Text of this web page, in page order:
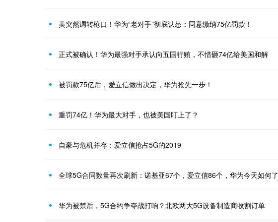
美突然调转枪口！华为“老对手”彻底认怂：同意缴纳75亿罚款！
正式被确认！华为最强对手承认向五国行贿，不惜砸74亿给美国和解
被罚款75亿后，爱立信做出决定，华为抢先一步！
重罚74亿！华为最大对手，也被美国盯上了？
自豪与危机并存：爱立信抢占5G的2019
全球5G合同数量再次刷新：诺基亚67个，爱立信86个，华为今天如何了
华为被禁后，5G合约争夺战打响？北欧两大5G设备制造商收割订单